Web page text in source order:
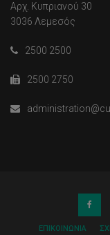
Αρχ. Κυπριανού 30
3036 Λεμεσός
2500 2500
2500 2750
ΕΠΙΚΟΙΝΩΝΊΑ